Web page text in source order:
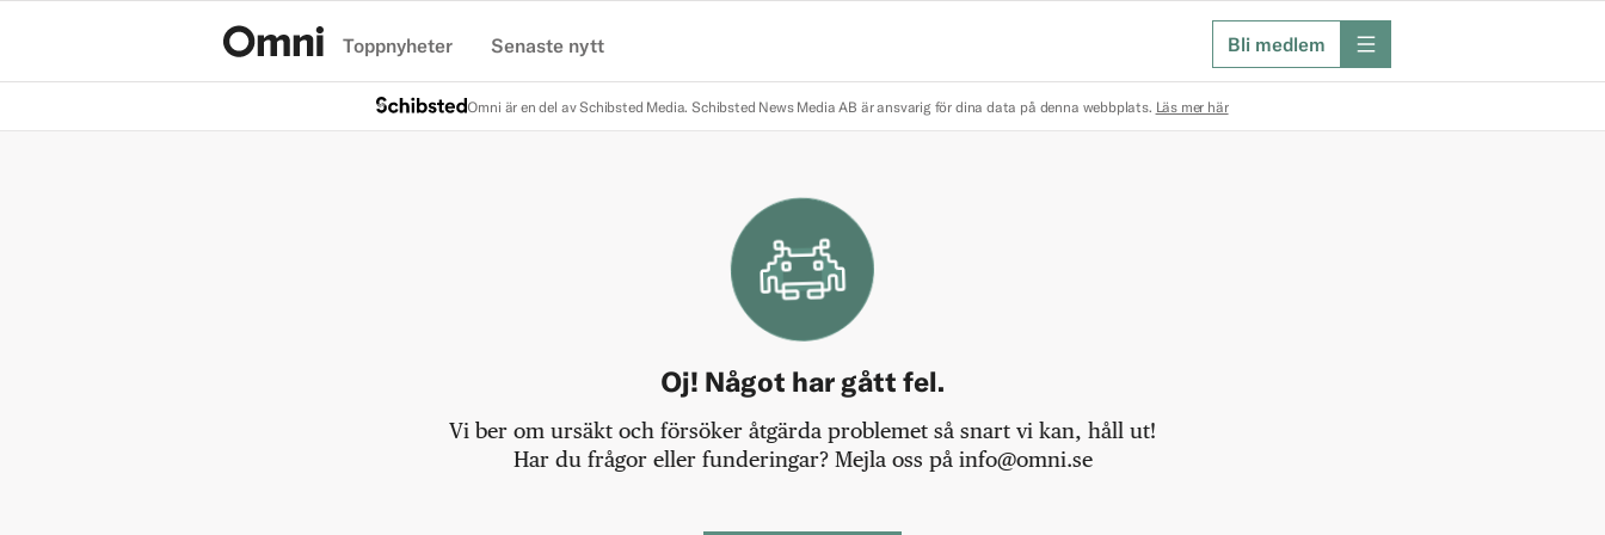
Toppnyheter Senaste nytt Bli medlem meny
Omni är en del av Schibsted Media. Schibsted News Media AB är ansvarig för dina data på denna webbplats. Läs mer här
Oj! Något har gått fel.
Vi ber om ursäkt och försöker åtgärda problemet så snart vi kan, håll ut!
Har du frågor eller funderingar? Mejla oss på info@omni.se